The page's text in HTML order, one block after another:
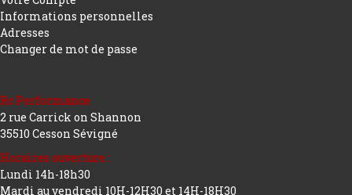
Informations personnelles
Adresses
Changer de mot de passe
Rc Performance
2 rue Carrick on Shannon
35510 Cesson Sévigné
Horaires ouverture :
Lundi 14h-18h30
Mardi au vendredi 10H-12H30 et 14H-18H30